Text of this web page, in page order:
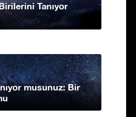
Tanıyor
musunuz: Bir